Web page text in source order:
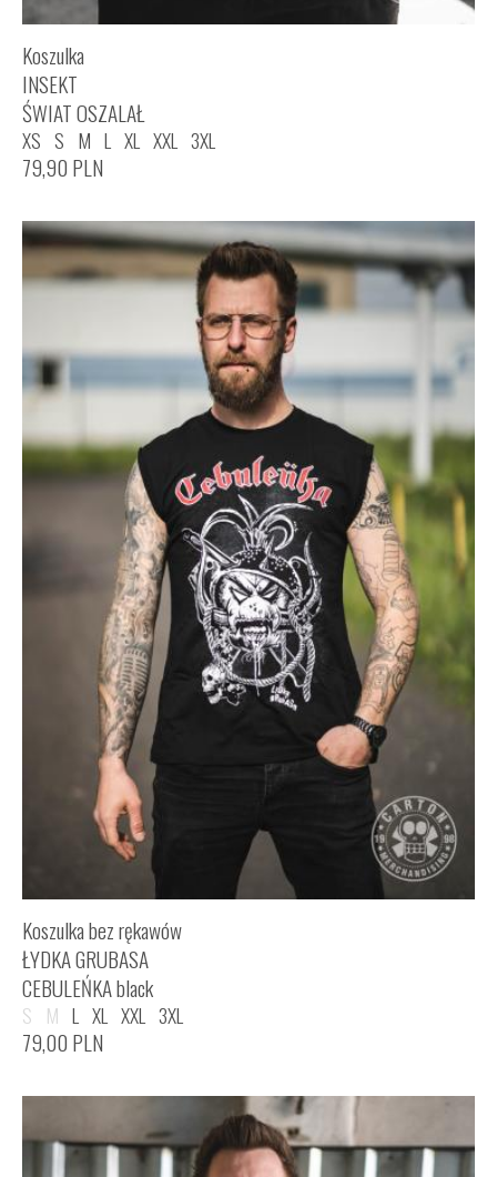
Koszulka
INSEKT
ŚWIAT OSZALAŁ
XS S M L XL XXL 3XL
79,90 PLN
Koszulka bez rękawów
ŁYDKA GRUBASA
CEBULEŃKA black
S M L XL XXL 3XL
79,00 PLN